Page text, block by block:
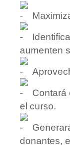
aumenten
Contará
el curso.
donantes,